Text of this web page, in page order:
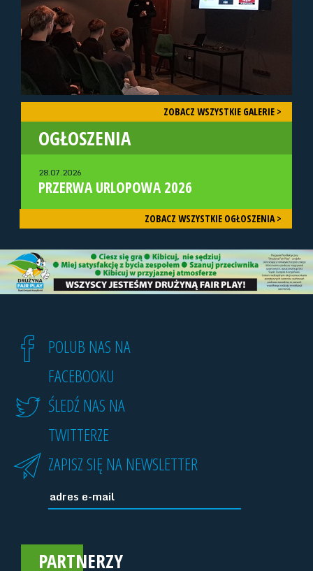
ZOBACZ WSZYSTKIE GALERIE >
OGŁOSZENIA
28.07.2026
PRZERWA URLOPOWA 2026
ZOBACZ WSZYSTKIE OGŁOSZENIA >
POLUB NAS NA
FACEBOOKU
ŚLEDŹ NAS NA
TWITTERZE
ZAPISZ SIĘ NA NEWSLETTER
PARTNERZY